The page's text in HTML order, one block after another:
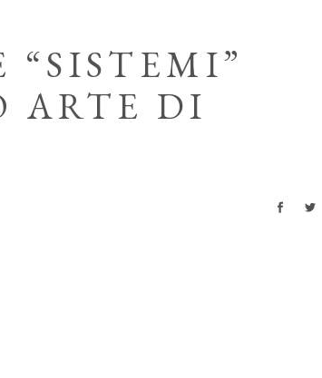
“SISTEMI”
ARTE DI